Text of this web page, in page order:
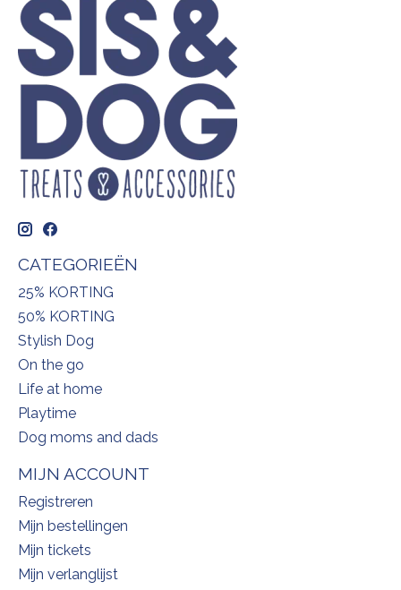
CATEGORIEËN
25% KORTING
50% KORTING
Stylish Dog
On the go
Life at home
Playtime
Dog moms and dads
MIJN ACCOUNT
Registreren
Mijn bestellingen
Mijn tickets
Mijn verlanglijst